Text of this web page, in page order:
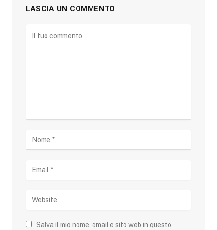
LASCIA UN COMMENTO
Salva il mio nome, email e sito web in questo